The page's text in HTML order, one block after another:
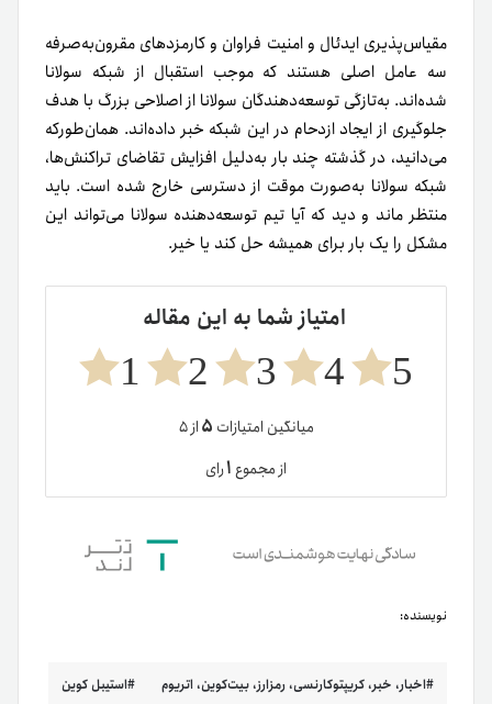
مقیاس‌پذیری ایدئال و امنیت فراوان و کارمزدهای مقرون‌به‌صرفه
سه عامل اصلی هستند که موجب استقبال از شبکه سولانا
شده‌اند. به‌تازگی توسعه‌دهندگان سولانا از اصلاحی بزرگ با هدف
جلوگیری از ایجاد ازدحام در این شبکه خبر داده‌اند. همان‌طور‌که
می‌دانید، در گذشته چند بار به‌دلیل افزایش تقاضای تراکنش‌ها،
شبکه سولانا به‌صورت موقت از دسترسی خارج شده است. باید
منتظر ماند و دید که آیا تیم توسعه‌دهنده سولانا می‌تواند این
مشکل را یک بار برای همیشه حل کند یا خیر.
امتیاز شما به این مقاله
5
4
3
2
1
میانگین امتیازات ۵از ۵
از مجموع۱رای
نویسنده:
اخبار، خبر، کریپتوکارنسی، رمزارز، بیت‌کوین، اتریوم استیبل کوین